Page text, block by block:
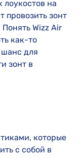
на
провозить зонт
Wizz Air
как-то
шанс для
зонт в
которые
с собой в